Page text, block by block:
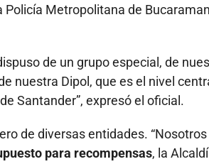
Policía Metropolitana de
de un grupo especial, de
nuestra Dipol, que es el nivel
Santander”, expresó el oficial.
de diversas entidades.
para recompensas, la